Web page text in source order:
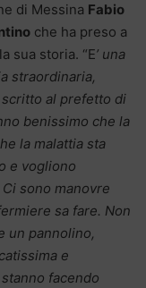
di Messina Fabio
che ha preso a
sua storia. “E’ una
straordinaria,
al prefetto di
benissimo che la
la malattia sta
e vogliono
sono manovre
sa fare. Non
un pannolino,
e
facendo